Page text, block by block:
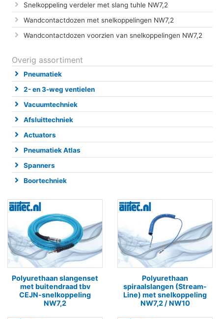
Snelkoppeling verdeler met slang tuhle NW7,2
Wandcontactdozen met snelkoppelingen NW7,2
Wandcontactdozen voorzien van snelkoppelingen NW7,2
Overig assortiment
Pneumatiek
2- en 3-weg ventielen
Vacuumtechniek
Afsluittechniek
Actuators
Pneumatiek Atlas
Spanners
Boortechniek
Polyurethaan slangenset
met buitendraad tbv
CEJN-snelkoppeling
NW7,2
Polyurethaan
spiraalslangen (Stream-
Line) met snelkoppeling
NW7,2 / NW10